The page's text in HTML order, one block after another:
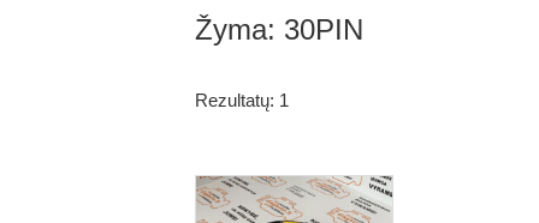
Žyma: 30PIN
Rezultatų: 1